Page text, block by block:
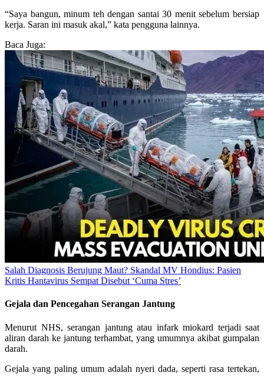
“Saya bangun, minum teh dengan santai 30 menit sebelum bersiap
kerja. Saran ini masuk akal,” kata pengguna lainnya.
Baca Juga:
Salah Diagnosis Berujung Maut? Skandal MV Hondius: Pasien
Kritis Hantavirus Sempat Disebut ‘Cuma Stres’
Gejala dan Pencegahan Serangan Jantung
Menurut NHS, serangan jantung atau infark miokard terjadi saat
aliran darah ke jantung terhambat, yang umumnya akibat gumpalan
darah.
Gejala yang paling umum adalah nyeri dada, seperti rasa tertekan,